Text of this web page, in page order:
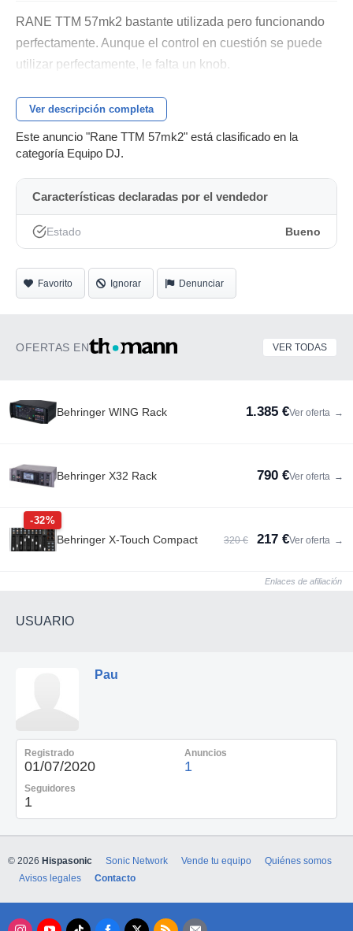
RANE TTM 57mk2 bastante utilizada pero funcionando
perfectamente. Aunque el control en cuestión se puede
utilizar perfectamente, le falta un knob.
Ver descripción completa
Este anuncio "Rane TTM 57mk2" está clasificado en la
categoría Equipo DJ.
Características declaradas por el vendedor
Estado Bueno
Favorito Ignorar Denunciar
OFERTAS EN VER TODAS
Behringer WING Rack 1.385 €Ver oferta →
Behringer X32 Rack 790 €Ver oferta →
-32%
Behringer X-Touch Compact 320 € 217 €Ver oferta →
Enlaces de afiliación
USUARIO
Pau
Registrado
01/07/2020
Anuncios
1
Seguidores
1
© 2026 Hispasonic Sonic Network Vende tu equipo
Quiénes somos
Avisos legales
Contacto